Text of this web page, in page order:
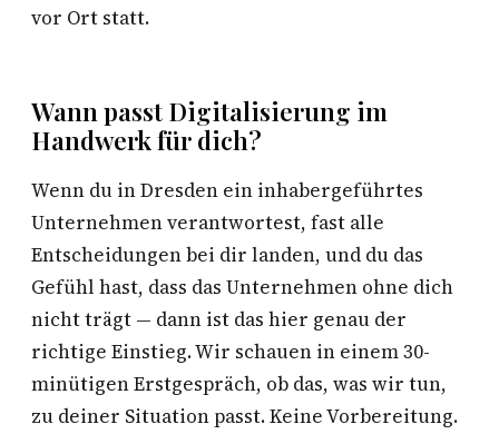
vor Ort statt.
Wann passt Digitalisierung im
Handwerk für dich?
Wenn du in Dresden ein inhabergeführtes
Unternehmen verantwortest, fast alle
Entscheidungen bei dir landen, und du das
Gefühl hast, dass das Unternehmen ohne dich
nicht trägt — dann ist das hier genau der
richtige Einstieg. Wir schauen in einem 30-
minütigen Erstgespräch, ob das, was wir tun,
zu deiner Situation passt. Keine Vorbereitung.